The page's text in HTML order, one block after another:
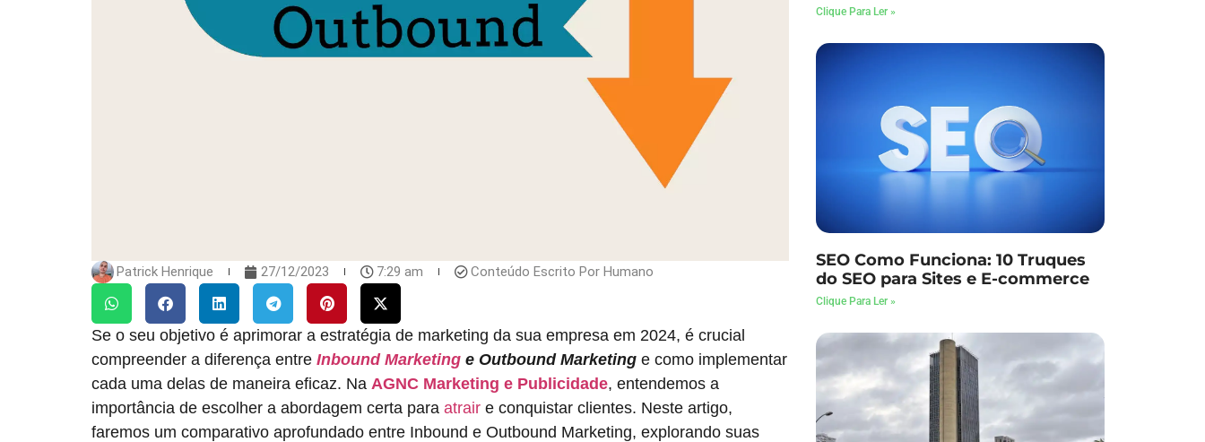
Patrick Henrique 27/12/2023 7:29 am Conteúdo Escrito Por Humano
Se o seu objetivo é aprimorar a estratégia de marketing da sua empresa em 2024, é crucial
compreender a diferença entre Inbound Marketing e Outbound Marketing e como implementar
cada uma delas de maneira eficaz. Na AGNC Marketing e Publicidade, entendemos a
importância de escolher a abordagem certa para atrair e conquistar clientes. Neste artigo,
faremos um comparativo aprofundado entre Inbound e Outbound Marketing, explorando suas
Clique Para Ler »
SEO Como Funciona: 10 Truques
do SEO para Sites e E-commerce
Clique Para Ler »